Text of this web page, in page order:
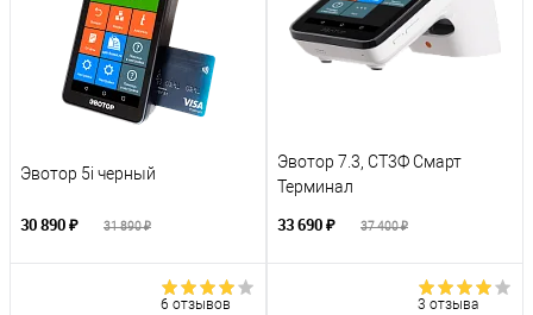
Эвотор 5i черный
30 890 ₽ 31 890 ₽
Эвотор 7.3, СТ3Ф Смарт
Терминал
33 690 ₽ 37 400 ₽
6 отзывов 3 отзыва